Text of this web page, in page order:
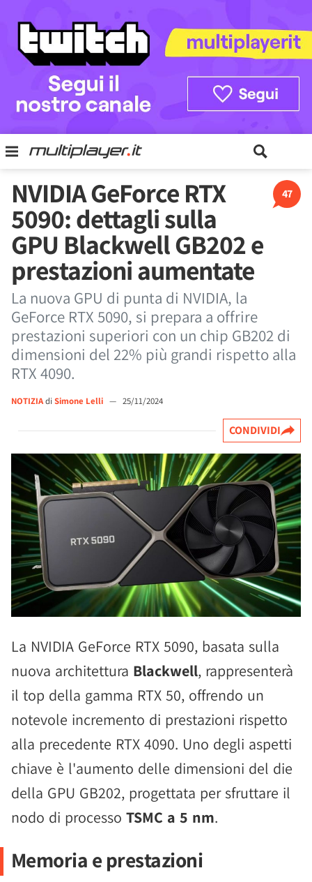
47
NVIDIA GeForce RTX
5090: dettagli sulla
GPU Blackwell GB202 e
prestazioni aumentate
La nuova GPU di punta di NVIDIA, la
GeForce RTX 5090, si prepara a offrire
prestazioni superiori con un chip GB202 di
dimensioni del 22% più grandi rispetto alla
RTX 4090.
NOTIZIAdi Simone Lelli — 25/11/2024
CONDIVIDI
La NVIDIA GeForce RTX 5090, basata sulla
nuova architettura Blackwell, rappresenterà
il top della gamma RTX 50, offrendo un
notevole incremento di prestazioni rispetto
alla precedente RTX 4090. Uno degli aspetti
chiave è l'aumento delle dimensioni del die
della GPU GB202, progettata per sfruttare il
nodo di processo TSMC a 5 nm.
Memoria e prestazioni